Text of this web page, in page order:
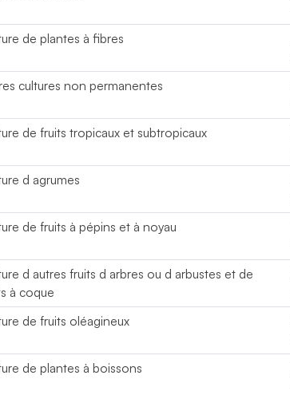
de plantes à fibres
cultures non permanentes
de fruits tropicaux et subtropicaux
d agrumes
de fruits à pépins et à noyau
d autres fruits d arbres ou d arbustes et de
à coque
de fruits oléagineux
de plantes à boissons